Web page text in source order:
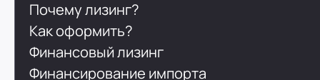
Почему лизинг?
Как оформить?
Финансовый лизинг
Финансирование импорта